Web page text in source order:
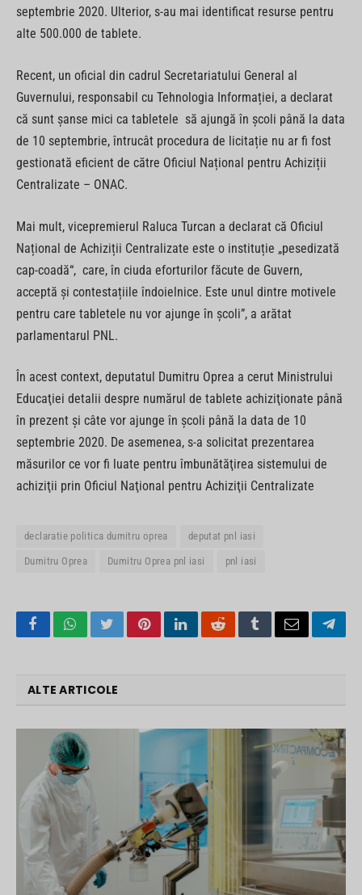
septembrie 2020. Ulterior, s-au mai identificat resurse pentru
alte 500.000 de tablete.
Recent, un oficial din cadrul Secretariatului General al
Guvernului, responsabil cu Tehnologia Informației, a declarat
că sunt șanse mici ca tabletele să ajungă în școli până la data
de 10 septembrie, întrucât procedura de licitație nu ar fi fost
gestionată eficient de către Oficiul Național pentru Achiziții
Centralizate – ONAC.
Mai mult, vicepremierul Raluca Turcan a declarat că Oficiul
Național de Achiziții Centralizate este o instituție „pesedizată
cap-coadă“, care, în ciuda eforturilor făcute de Guvern,
acceptă și contestațiile îndoielnice. Este unul dintre motivele
pentru care tabletele nu vor ajunge în școli”, a arătat
parlamentarul PNL.
În acest context, deputatul Dumitru Oprea a cerut Ministrului
Educaţiei detalii despre numărul de tablete achiziţionate până
în prezent şi câte vor ajunge în şcoli până la data de 10
septembrie 2020. De asemenea, s-a solicitat prezentarea
măsurilor ce vor fi luate pentru îmbunătăţirea sistemului de
achiziţii prin Oficiul Naţional pentru Achiziţii Centralizate
declaratie politica dumitru oprea deputat pnl iasi
Dumitru Oprea Dumitru Oprea pnl iasi pnl iasi
FacebookWhatsApp
TwitterPinterestLinkedInRedditTumblrEmail
ALTE ARTICOLE